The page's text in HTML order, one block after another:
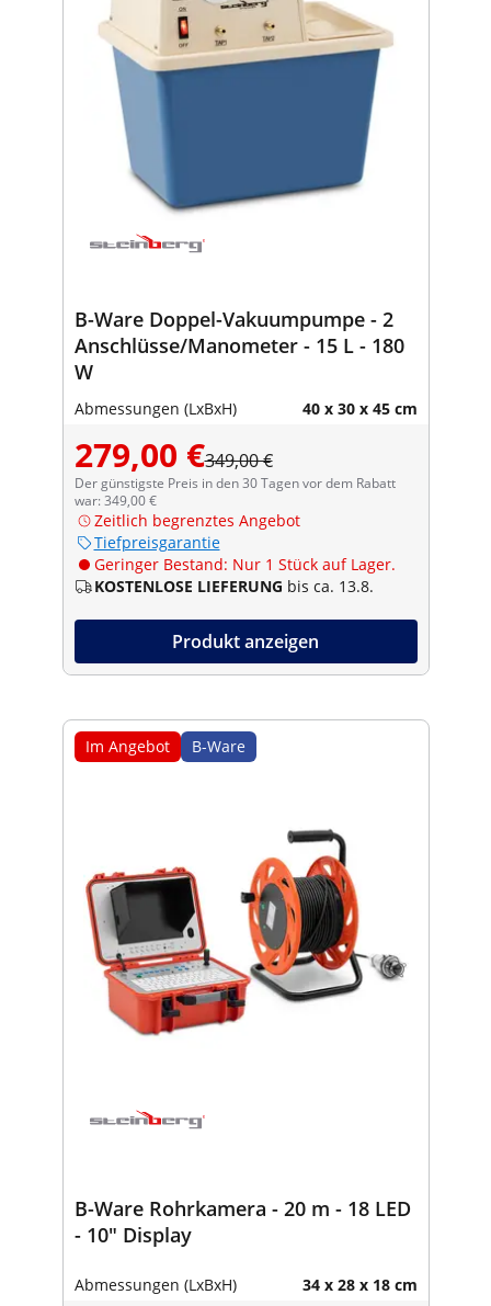
B-Ware Doppel-Vakuumpumpe - 2
Anschlüsse/Manometer - 15 L - 180
W
Abmessungen (LxBxH) 40 x 30 x 45 cm
279,00 €349,00 €
Der günstigste Preis in den 30 Tagen vor dem Rabatt
war: 349,00 €
Zeitlich begrenztes Angebot
Tiefpreisgarantie
Geringer Bestand: Nur 1 Stück auf Lager.
KOSTENLOSE LIEFERUNG bis ca. 13.8.
Produkt anzeigen
Im Angebot B-Ware
B-Ware Rohrkamera - 20 m - 18 LED
- 10" Display
Abmessungen (LxBxH) 34 x 28 x 18 cm